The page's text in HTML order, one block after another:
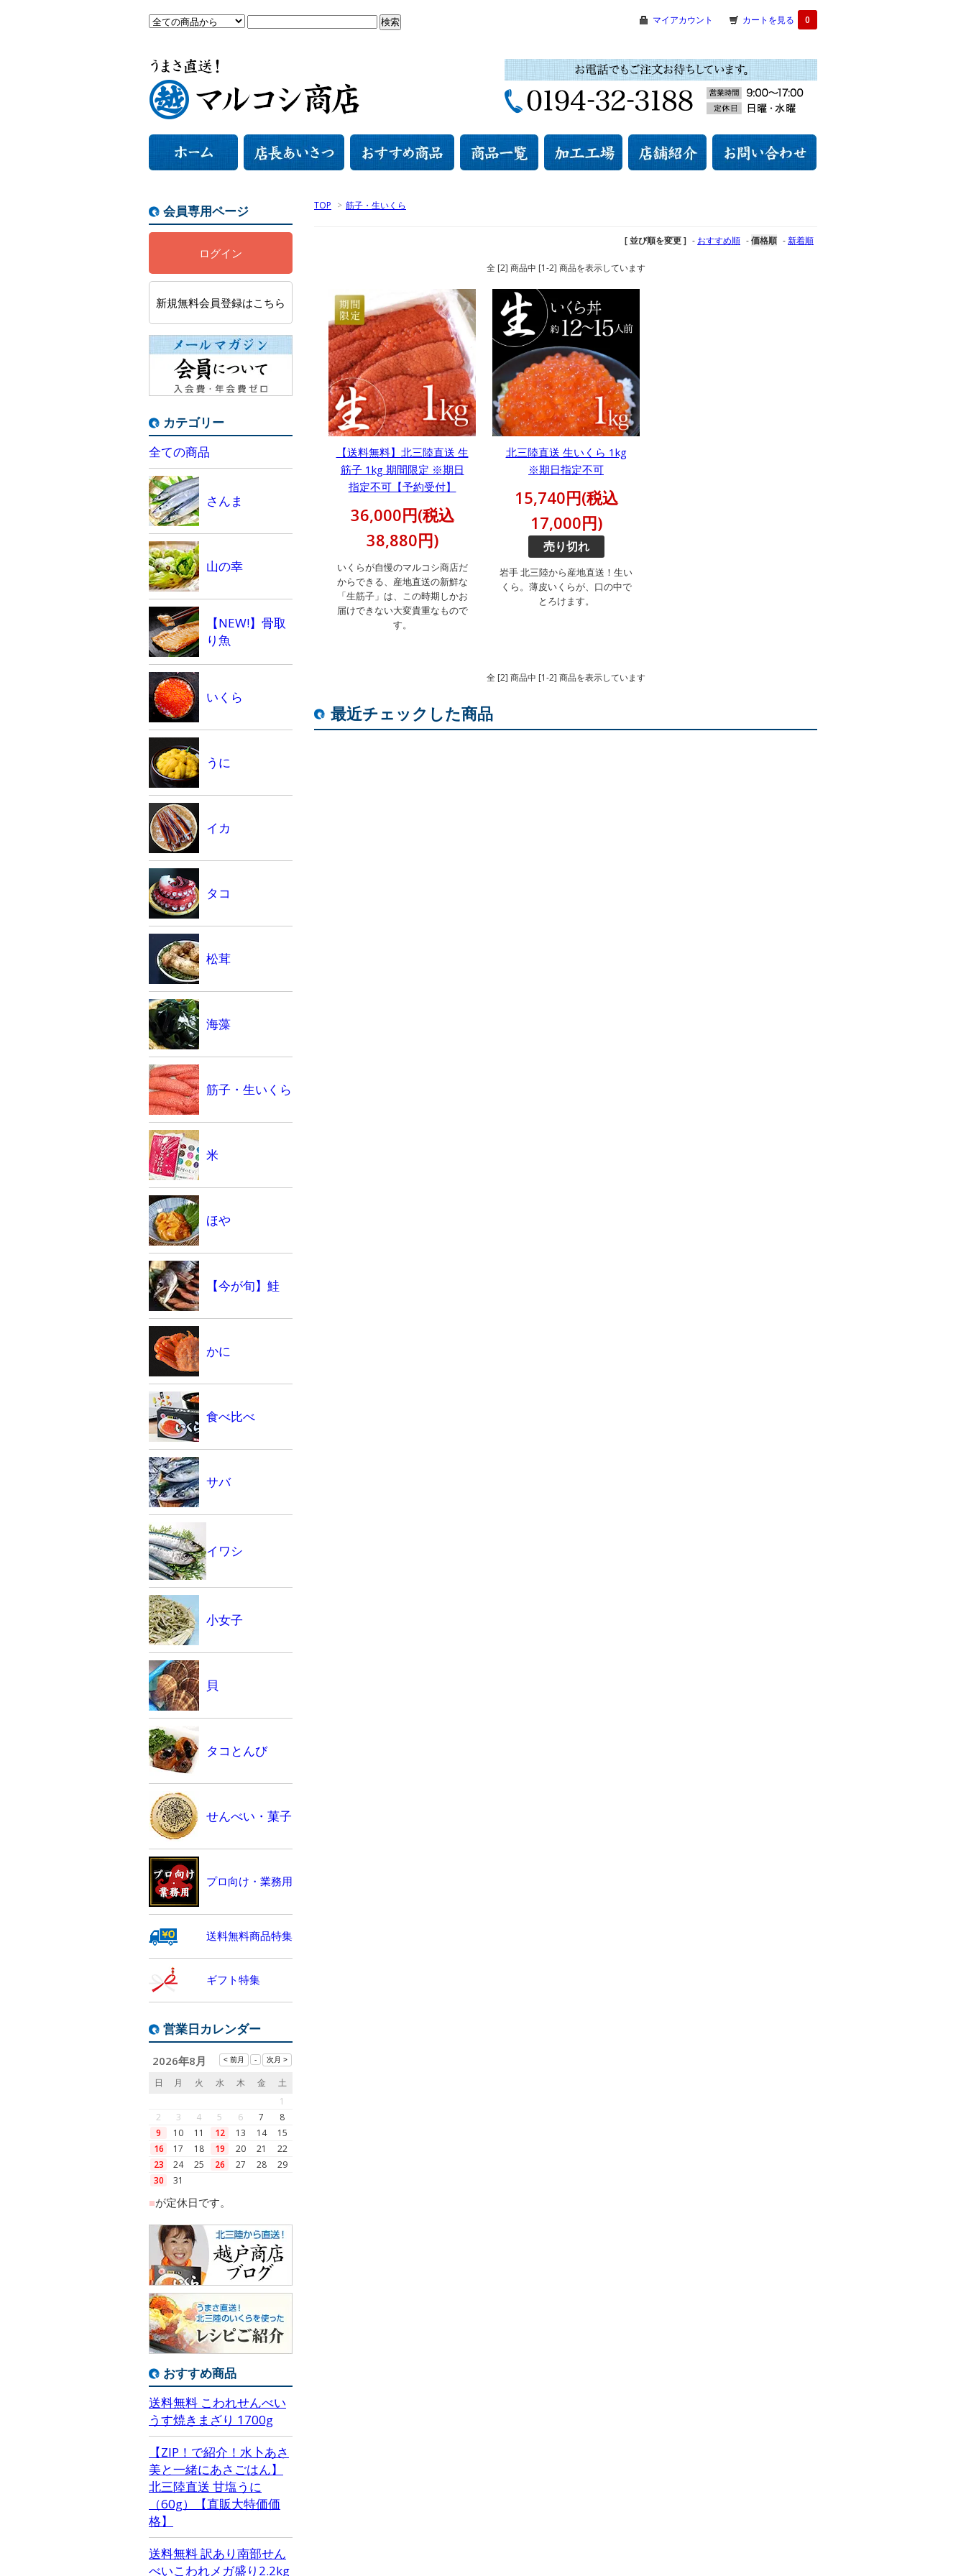
マイアカウント カートを見る 0
TOP > 筋子・生いくら
[ 並び順を変更 ] - おすすめ順 -価格順 -新着順
全 [2] 商品中 [1-2] 商品を表示しています
【送料無料】北三陸直送 生
筋子 1kg 期間限定 ※期日
指定不可【予約受付】
36,000円(税込
38,880円)
いくらが自慢のマルコシ商店だ
からできる、産地直送の新鮮な
「生筋子」は、この時期しかお
届けできない大変貴重なもので
す。
北三陸直送 生いくら 1kg
※期日指定不可
15,740円(税込
17,000円)
売り切れ
岩手 北三陸から産地直送！生い
くら。薄皮いくらが、口の中で
とろけます。
全 [2] 商品中 [1-2] 商品を表示しています
最近チェックした商品
会員専用ページ
ログイン
新規無料会員登録はこちら
カテゴリー
全ての商品
さんま
山の幸
【NEW!】骨取
り魚
いくら
うに
イカ
タコ
松茸
海藻
筋子・生いくら
米
ほや
【今が旬】鮭
かに
食べ比べ
サバ
イワシ
小女子
貝
タコとんび
せんべい・菓子
プロ向け・業務用
送料無料商品特集
ギフト特集
営業日カレンダー
2026年8月
日 月 火 水 木 金
土
1
2
3 4 5 6 7
8
9
10 11 12 13 14
15
16
17 18 19 20 21
22
23
24 25 26 27 28
29
30
31
■が定休日です。
おすすめ商品
送料無料 こわれせんべい
うす焼きまざり 1700g
【ZIP！で紹介！水卜あさ
美と一緒にあさごはん】
北三陸直送 甘塩うに
（60g）【直販大特価価
格】
送料無料 訳あり南部せん
べいこわれメガ盛り2.2kg